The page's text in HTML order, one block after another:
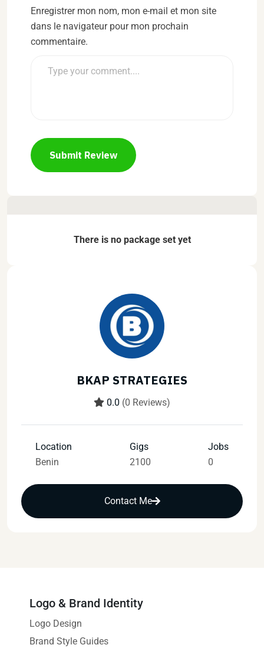
Enregistrer mon nom, mon e-mail et mon site
dans le navigateur pour mon prochain
commentaire.
Submit Review
There is no package set yet
BKAP STRATEGIES
0.0 (0 Reviews)
Location
Benin
Gigs
2100
Jobs
0
Contact Me
Logo & Brand Identity
Logo Design
Brand Style Guides